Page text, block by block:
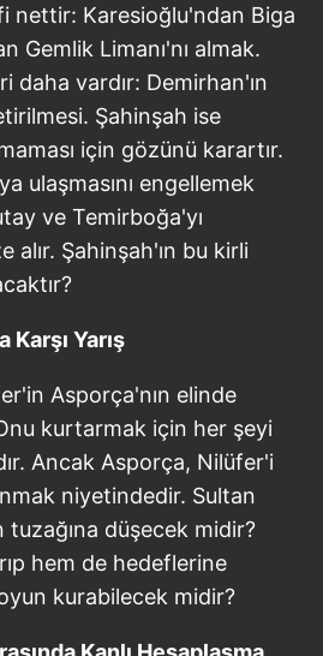
nettir: Karesioğlu'ndan Biga
Gemlik Limanı'nı almak.
daha vardır: Demirhan'ın
Şahinşah ise
için gözünü karartır.
ulaşmasını engellemek
ve Temirboğa'yı
alır. Şahinşah'ın bu kirli
Yarış
Asporça'nın elinde
kurtarmak için her şeyi
Ancak Asporça, Nilüfer'i
niyetindedir. Sultan
tuzağına düşecek midir?
hem de hedeflerine
kurabilecek midir?